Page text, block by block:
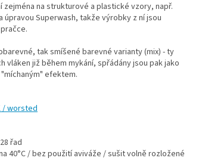
zejména na strukturové a plastické vzory, např.
Superwash, takže výrobky z ní jsou
tak smíšené barevné varianty (mix) - ty
vláken již během mykání, spřádány jsou pak jako
efektem.
/ worsted
řad
40°C / bez použití aviváže / sušit volně rozložené